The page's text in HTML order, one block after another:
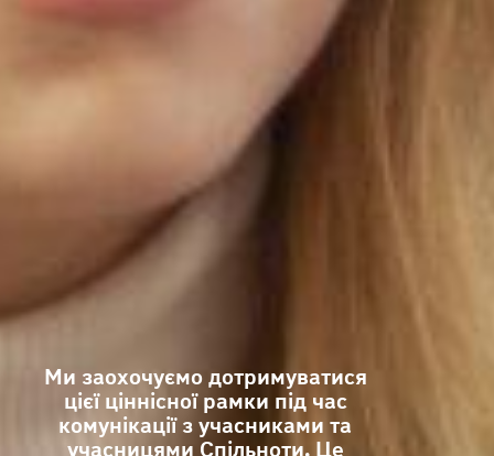
Ми заохочуємо дотримуватися
цієї ціннісної рамки під час
комунікації з учасниками та
учасницями Спільноти. Це